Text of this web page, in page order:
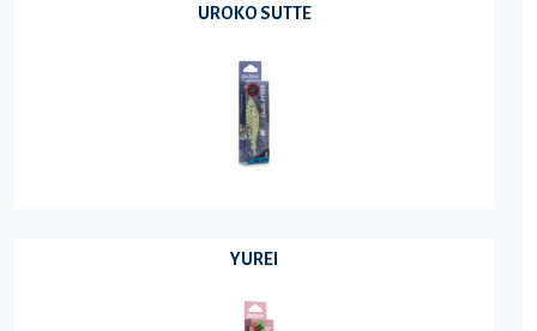
UROKO SUTTE
YUREI